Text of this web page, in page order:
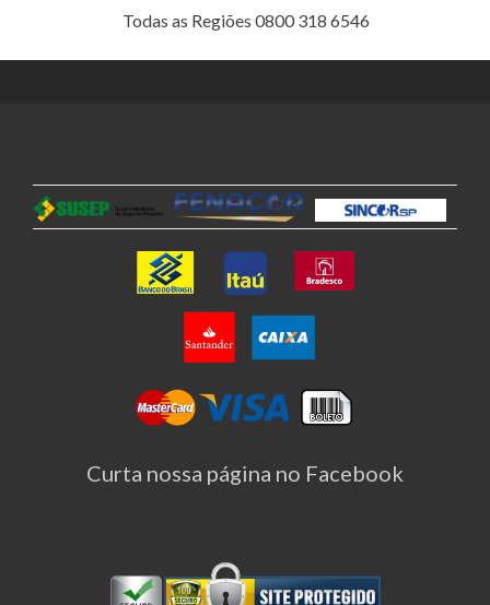
Todas as Regiões 0800 318 6546
Curta nossa página no Facebook